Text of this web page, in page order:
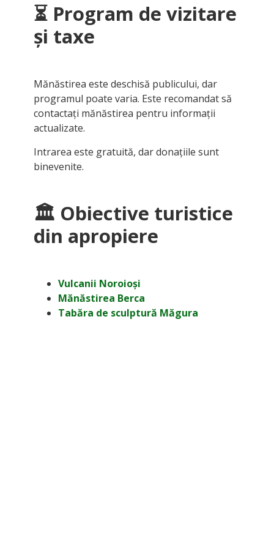
⏳ Program de vizitare
și taxe
Mănăstirea este deschisă publicului, dar
programul poate varia. Este recomandat să
contactați mănăstirea pentru informații
actualizate.
Intrarea este gratuită, dar donațiile sunt
binevenite.
🏛 Obiective turistice
din apropiere
Vulcanii Noroioși
Mănăstirea Berca
Tabăra de sculptură Măgura